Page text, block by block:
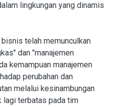
lingkungan yang dinamis
telah memunculkan
dan "manajemen
kemampuan manajemen
perubahan dan
melalui kesinambungan
lagi terbatas pada tim